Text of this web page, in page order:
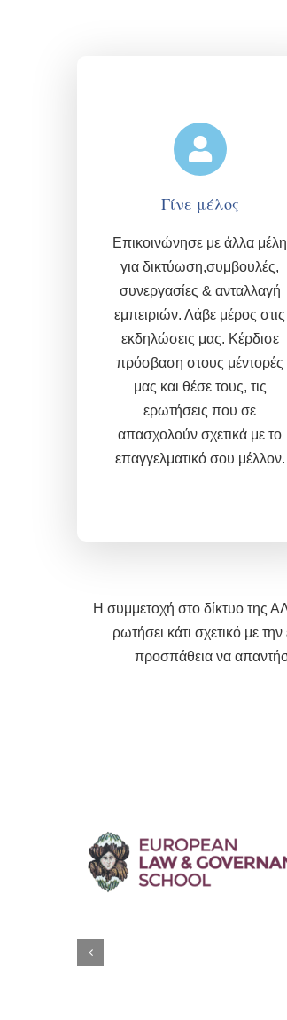
Γίνε μέλος
Επικοινώνησε με άλλα μέλη
για δικτύωση,συμβουλές,
συνεργασίες & ανταλλαγή
εμπειριών.Λάβε μέρος στις
εκδηλώσεις μας. Κέρδισε
πρόσβαση στους μέντορές
μας και θέσε τους, τις
ερωτήσεις που σε
απασχολούν σχετικά με το
επαγγελματικό σου μέλλον.
Η συμμετοχή στο δίκτυο της
ρωτήσει κάτι σχετικό με
προσπάθεια να